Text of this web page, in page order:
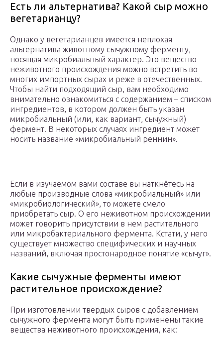
Есть ли альтернатива? Какой сыр можно
вегетарианцу?
Однако у вегетарианцев имеется неплохая
альтернатива животному сычужному ферменту,
носящая микробиальный характер. Это вещество
неживотного происхождения можно встретить во
многих импортных сырах и реже в отечественных.
Чтобы найти подходящий сыр, вам необходимо
внимательно ознакомиться с содержанием – списком
ингредиентов, в котором должен быть указан
микробиальный (или, как вариант, сычужный)
фермент. В некоторых случаях ингредиент может
носить название «микробиальный реннин».
Если в изучаемом вами составе вы наткнётесь на
любые производные слова «микробиальный» или
«микробиологический», то можете смело
приобретать сыр. О его неживотном происхождении
может говорить присутствии в нем растительного
или микробактериального фермента. Кстати, у него
существует множество специфических и научных
названий, включая простонародное понятие «сычуг».
Какие сычужные ферменты имеют
растительное происхождение?
При изготовлении твердых сыров с добавлением
сычужного фермента могут быть применены такие
вещества неживотного происхождения, как: